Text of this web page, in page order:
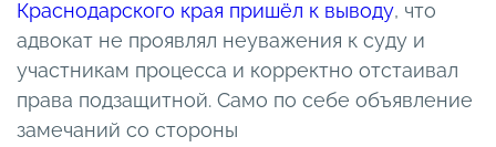
Краснодарского края пришёл к выводу, что
адвокат не проявлял неуважения к суду и
участникам процесса и корректно отстаивал
права подзащитной. Само по себе объявление
замечаний со стороны